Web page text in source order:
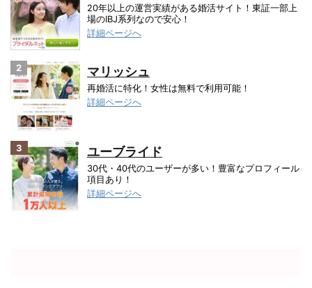
20年以上の運営実績がある婚活サイト！東証一部上
場のIBJ系列なので安心！
詳細ページへ
2 マリッシュ
再婚活に特化！女性は無料で利用可能！
詳細ページへ
3 ユーブライド
30代・40代のユーザーが多い！豊富なプロフィール
項目あり！
詳細ページへ